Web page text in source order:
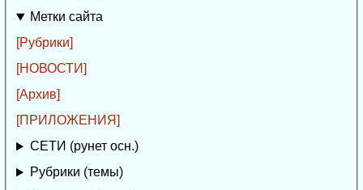
Метки сайта
[Рубрики]
[НОВОСТИ]
[Архив]
[ПРИЛОЖЕНИЯ]
СЕТИ (рунет осн.)
Рубрики (темы)